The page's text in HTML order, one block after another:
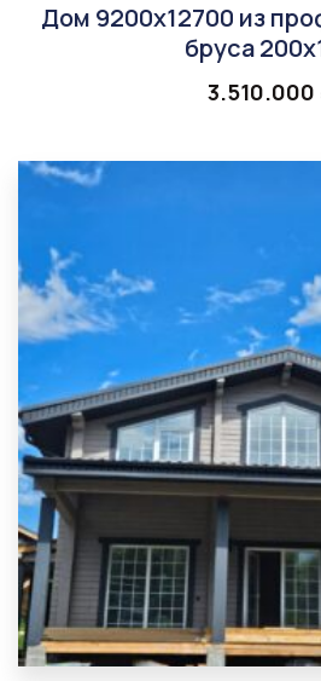
Дом 9200х12700 из
бруса
3.510.000